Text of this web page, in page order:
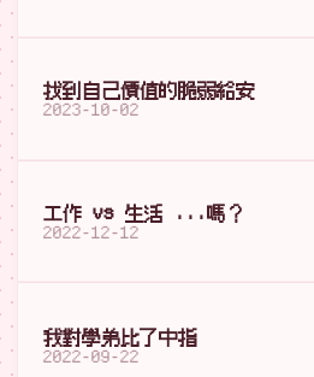
找到自己價值的脆弱給安
2023-10-02
工作 vs 生活 ...嗎？
2022-12-12
我對學弟比了中指
2022-09-22